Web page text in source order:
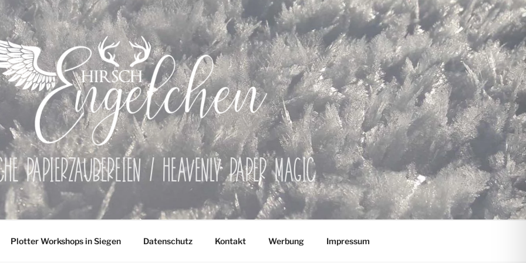
Papierzaubereien / Heavenly Paper Magic
Plotter Workshops in Siegen Datenschutz Kontakt Werbung Impressum